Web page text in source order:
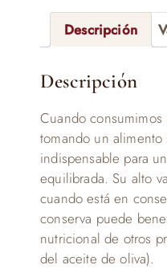
Descripción
Descripción
Cuando
tomando un alimento
indispensable para
equilibrada. Su alto
cuando está en
conserva puede
nutricional de otros
del aceite de oliva).